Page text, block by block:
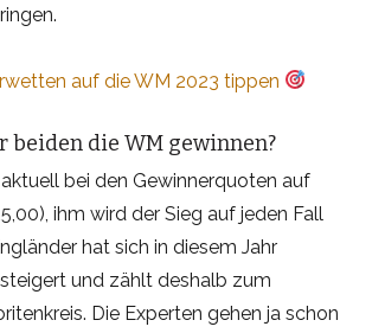
auf die WM 2023 tippen
beiden die WM gewinnen?
bei den Gewinnerquoten auf
ihm wird der Sieg auf jeden Fall
hat sich in diesem Jahr
und zählt deshalb zum
Die Experten gehen ja schon